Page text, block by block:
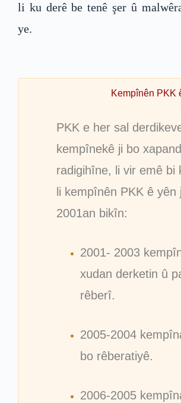
li ku derê be tenê şer û
ye.
Kempînên PKK
PKK e her sal
kempînekê ji bo
radigihîne, li vir emê bi
li kempînên PKK ê yên
2001an bikîn:
2001- 2003
xudan derketin û
rêberî.
2005-2004
bo rêberatiyê.
2006-2005